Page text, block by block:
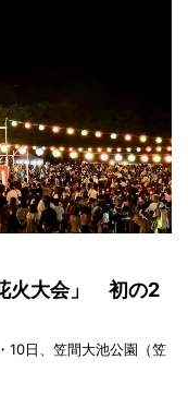
火大会」 初の2
10日、笠間大池公園（笠